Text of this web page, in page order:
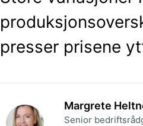
presser prisene
Margrete
Senior